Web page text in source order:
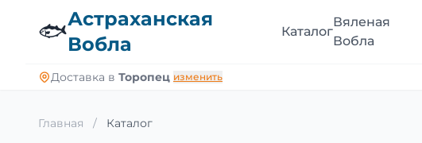
🐟Астраханская
Вобла
Каталог
Вяленая
Вобла
Доставка в Торопец изменить
Главная / Каталог